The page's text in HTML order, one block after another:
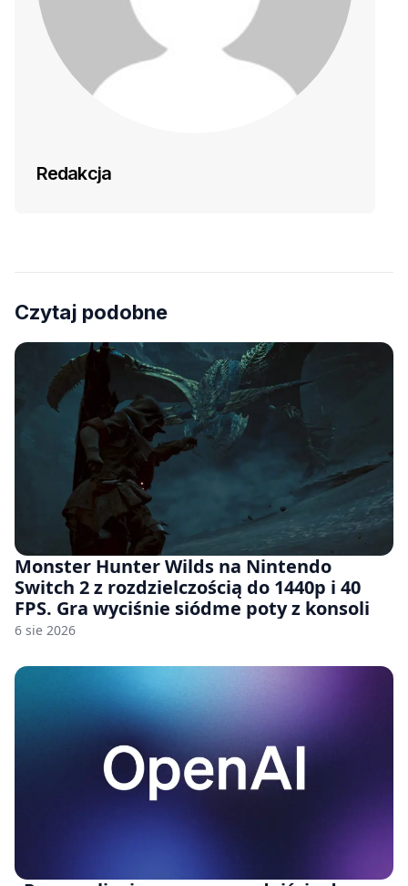
Redakcja
Czytaj podobne
Monster Hunter Wilds na Nintendo
Switch 2 z rozdzielczością do 1440p i 40
FPS. Gra wyciśnie siódme poty z konsoli
6 sie 2026